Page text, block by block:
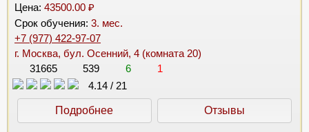
Цена: 43500.00 ₽
Срок обучения: 3. мес.
+7 (977) 422-97-07
г. Москва, бул. Осенний, 4 (комната 20)
31665
539 6
1
4.14 / 21
Подробнее Отзывы